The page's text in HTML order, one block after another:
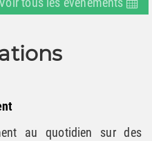
au quotidien sur des